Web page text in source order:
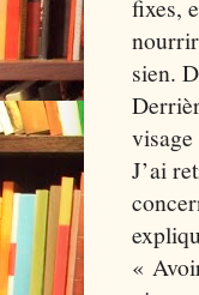
fixes,
sien.
J’ai
«